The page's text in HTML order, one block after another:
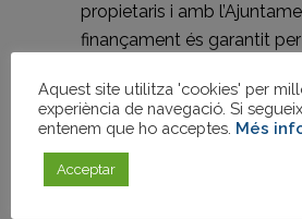
propietaris i amb
finançament és garantit per
per fer les obres. La
inversió la fa l’Ajuntament
la dels lloguers que anirà
propietari, menys un 20%
Aquest site utilitza 'cookies' per
experiència de navegació. Si
entenem que ho acceptes. Més
Acceptar